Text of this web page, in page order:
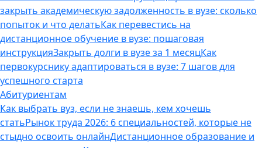
закрыть академическую задолженность в вузе: сколько
попыток и что делатьКак перевестись на
дистанционное обучение в вузе: пошаговая
инструкцияЗакрыть долги в вузе за 1 месяцКак
первокурснику адаптироваться в вузе: 7 шагов для
успешного старта
Абитуриентам
Как выбрать вуз, если не знаешь, кем хочешь
статьРынок труда 2026: 6 специальностей, которые не
стыдно освоить онлайнДистанционное образование и